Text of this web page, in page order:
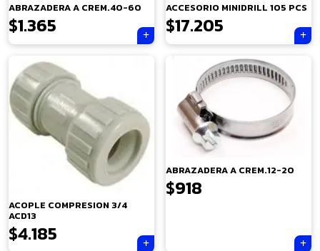
ABRAZADERA A CREM.40-60
$1.365
ACCESORIO MINIDRILL 105 PCS
$17.205
ACOPLE COMPRESION 3/4
ACD13
$4.185
ABRAZADERA A CREM.12-20
$918